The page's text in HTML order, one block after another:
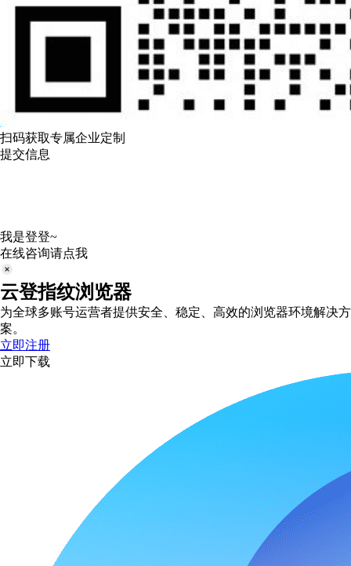
扫码获取专属企业定制
提交信息
我是登登~
在线咨询请点我
云登指纹浏览器
为全球多账号运营者提供安全、稳定、高效的浏览器环境解决方
案。
立即注册
立即下载